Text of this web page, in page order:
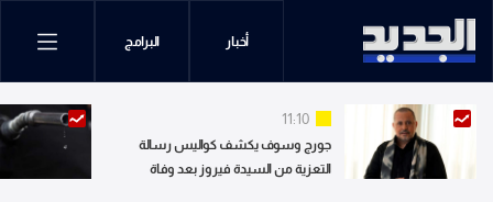
أخبار البرامج
11:10
جورج وسوف يكشف كواليس رسالة
التعزية من السيدة فيروز بعد وفاة